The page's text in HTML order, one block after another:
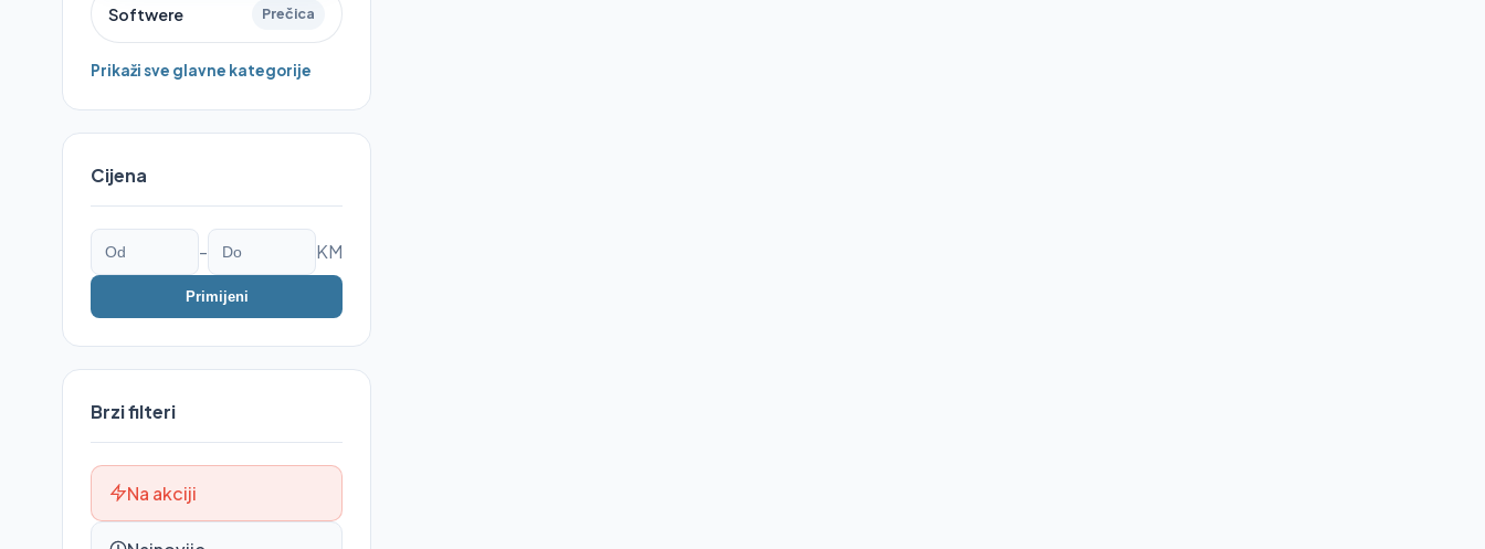
Softwere Prečica
Prikaži sve glavne kategorije
Cijena
- KM
Primijeni
Brzi filteri
Na akciji